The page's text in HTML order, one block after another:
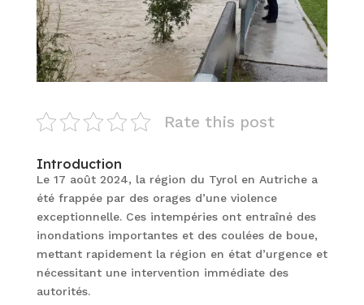
Rate this post
Introduction
Le 17 août 2024, la région du Tyrol en Autriche a
été frappée par des orages d’une violence
exceptionnelle. Ces intempéries ont entraîné des
inondations importantes et des coulées de boue,
mettant rapidement la région en état d’urgence et
nécessitant une intervention immédiate des
autorités.